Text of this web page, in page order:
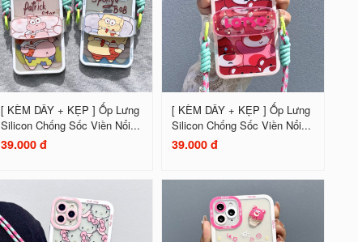
[ KÈM DÂY + KẸP ] Ốp Lưng
Silicon Chống Sốc Viền Nổi...
39.000 đ
[ KÈM DÂY + KẸP ] Ốp Lưng
Silicon Chống Sốc Viền Nổi...
39.000 đ